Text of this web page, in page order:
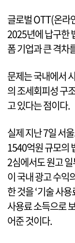
글로벌 OTT(온라
2025년에 납구한
폼 기업과 큰 격차
문제는 국내에서
의 조세회피성 구
고 있다는 점이다.
실제 지난 7일 서
1540억원 규모의
2심에서도 원고
이 국내 광고 수익
한 것을 ‘기술 사
사용료 소득으로
어준 것이다.